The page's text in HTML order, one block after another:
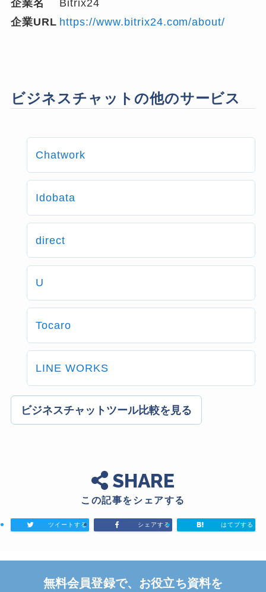
企業名
Bitrix24
企業URL https://www.bitrix24.com/about/
ビジネスチャットの他のサービス
Chatwork
Idobata
direct
U
Tocaro
LINE WORKS
ビジネスチャットツール比較を見る
SHARE
この記事をシェアする
ツイートする シェアする はてブする
無料会員登録で、お役立ち資料を